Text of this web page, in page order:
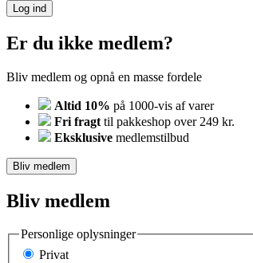
Log ind
Er du ikke medlem?
Bliv medlem og opnå en masse fordele
Altid 10% på 1000-vis af varer
Fri fragt til pakkeshop over 249 kr.
Eksklusive medlemstilbud
Bliv medlem
Bliv medlem
Personlige oplysninger
Privat